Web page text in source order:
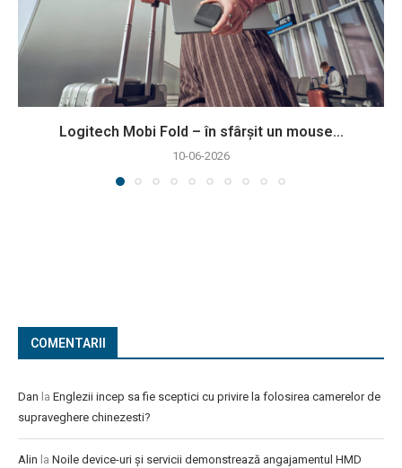
Logitech Mobi Fold – în sfârșit un mouse...
10-06-2026
COMENTARII
Dan la Englezii incep sa fie sceptici cu privire la folosirea camerelor de
supraveghere chinezesti?
Alin la Noile device-uri și servicii demonstrează angajamentul HMD